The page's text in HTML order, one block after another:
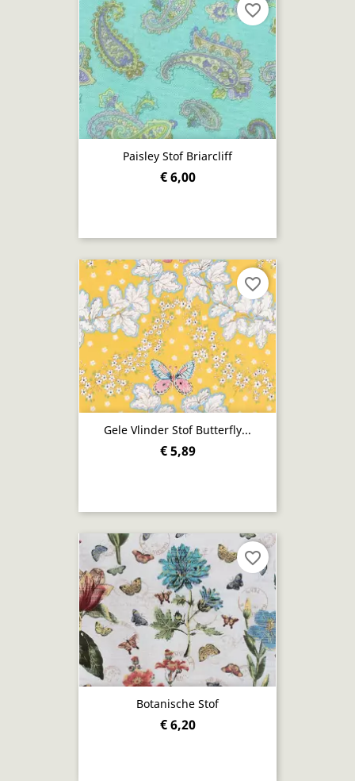
Paisley Stof Briarcliff
€ 6,00
favorite_border
Gele Vlinder Stof Butterfly...
€ 5,89
favorite_border
Botanische Stof
€ 6,20
favorite_border